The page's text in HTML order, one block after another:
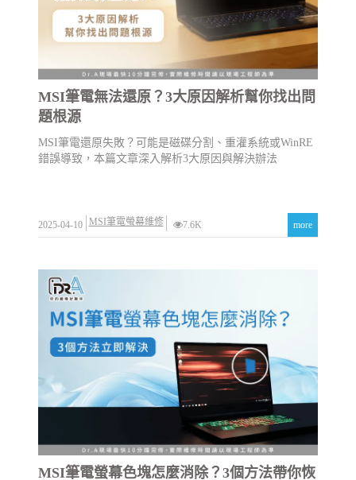
MSI筆電無法還原？3大原因解析幫你找出問
題根源
MSI筆電還原失敗？可能是磁碟分割、重灌系統或WinRE
錯誤導致，本篇文章深入解析3大原因與解決辦法
2025-04-10 MSI筆電螢幕維修 7.6K more
MSI筆電螢幕色塊怎麼消除？3個方法帶你恢